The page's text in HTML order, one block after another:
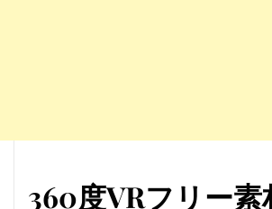
360度VRフリー素